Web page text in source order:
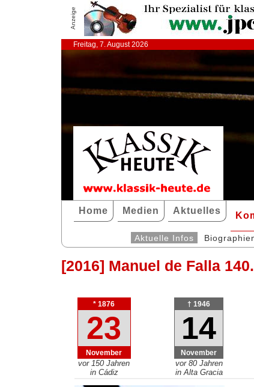
Anzeige
Freitag, 7. August 2026
Home Medien Aktuelles
Aktuelle Infos
[2016] Manuel de Falla
* 1876
23
November
vor 150 Jahren
in Cádiz
† 1946
14
November
vor 80 Jahren
in Alta Gracia